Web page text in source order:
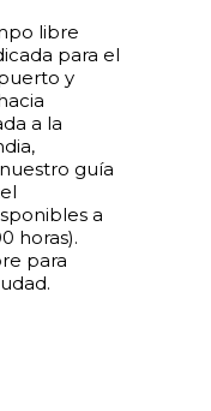
libre
para el
y
a la
guía
a
horas).
para